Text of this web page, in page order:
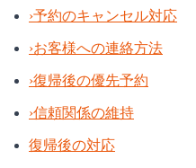
›予約のキャンセル対応
›お客様への連絡方法
›復帰後の優先予約
›信頼関係の維持
復帰後の対応